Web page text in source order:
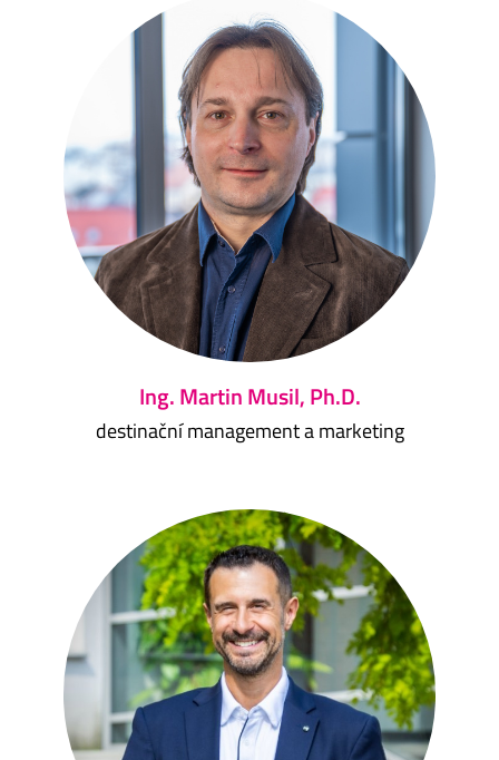
Ing. Martin Musil, Ph.D.
destinační management a marketing